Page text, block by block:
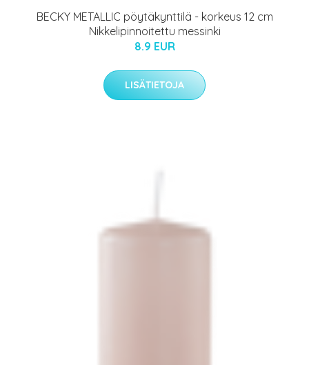
BECKY METALLIC pöytäkynttilä - korkeus 12 cm
Nikkelipinnoitettu messinki
8.9 EUR
LISÄTIETOJA